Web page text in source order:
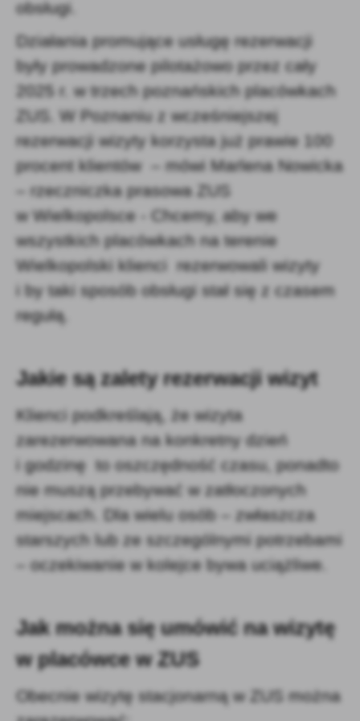
obsługi.
Działania promujące usługę rezerwacji
były prowadzone pilotażowo przez cały
2025 r. w trzech poznańskich placówkach
ZUS. W Poznaniu z wcześniejszej
rezerwacji wizyty korzysta już prawie 100
procent klientów – mówi Marlena Nowicka
– rzeczniczka prasowa ZUS
w Wielkopolsce - Chcemy, aby we
wszystkich placówkach na terenie
Wielkopolski klienci rezerwowali wizyty
i by taki sposób obsługi stał się z czasem
regułą.
Jakie są zalety rezerwacji wizyt
Klienci podkreślają, że wizyta
zarezerwowana na konkretny dzień
i godzinę to oszczędność czasu, ponadto
nie muszą przebywać w zatłoczonych
miejscach. Dla wielu osób – zwłaszcza
starszych lub ze szczególnymi potrzebami
– oczekiwanie w kolejce bywa uciążliwe.
Jak można się umówić na wizytę
w placówce w ZUS
Obecnie wizytę stacjonarną w ZUS można